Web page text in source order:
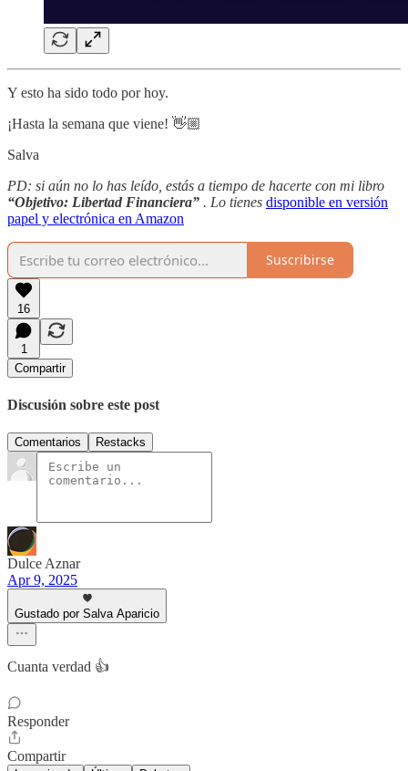
Y esto ha sido todo por hoy.
¡Hasta la semana que viene! 👋🏼
Salva
PD: si aún no lo has leído, estás a tiempo de hacerte con mi libro
“Objetivo: Libertad Financiera” . Lo tienes disponible en versión
papel y electrónica en Amazon
Suscribirse
16
1
Compartir
Discusión sobre este post
Comentarios Restacks
Dulce Aznar
Apr 9, 2025
Gustado por Salva Aparicio
Cuanta verdad 👍
Responder
Compartir